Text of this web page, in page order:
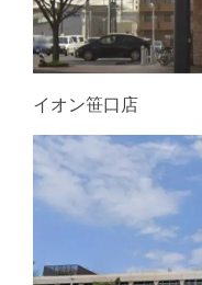
イオン笹口店